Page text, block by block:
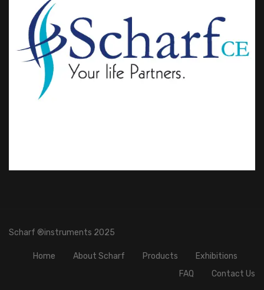
Scharf ®instruments 2025
Home About Scharf Products
Exhibitions
FAQ
Contact Us